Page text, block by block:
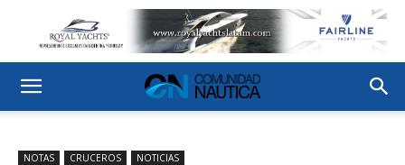
NOTAS CRUCEROS NOTICIAS